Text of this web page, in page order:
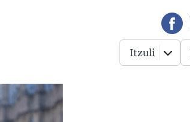
Itzuli